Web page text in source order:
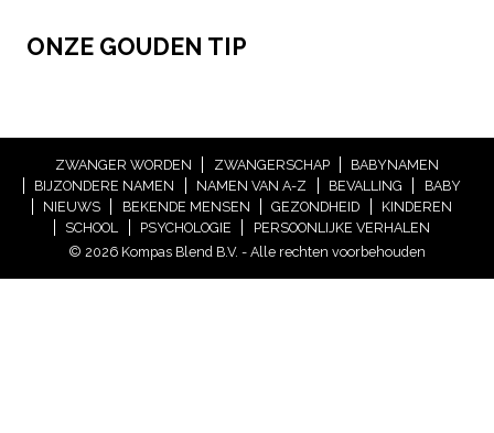
ONZE GOUDEN TIP
ZWANGER WORDEN ZWANGERSCHAP
BABYNAMEN
BIJZONDERE NAMEN
NAMEN VAN A-Z BEVALLING
BABY
NIEUWS
BEKENDE MENSEN GEZONDHEID
KINDEREN
SCHOOL
PSYCHOLOGIE
PERSOONLIJKE VERHALEN
© 2026 Kompas Blend B.V. - Alle rechten voorbehouden